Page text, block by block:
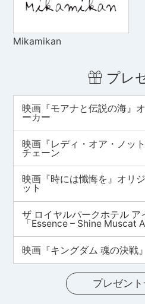
Mikamikan
プレ
映画『モアナと伝説の海』
ーカー
映画『レディ・オア・ノッ
チェーン
映画『時には懺悔を』オリ
ット
ザ ロイヤルパークホテル ア
「Essence – Shine Muscat
映画『キングダム 魂の決戦
プレゼン